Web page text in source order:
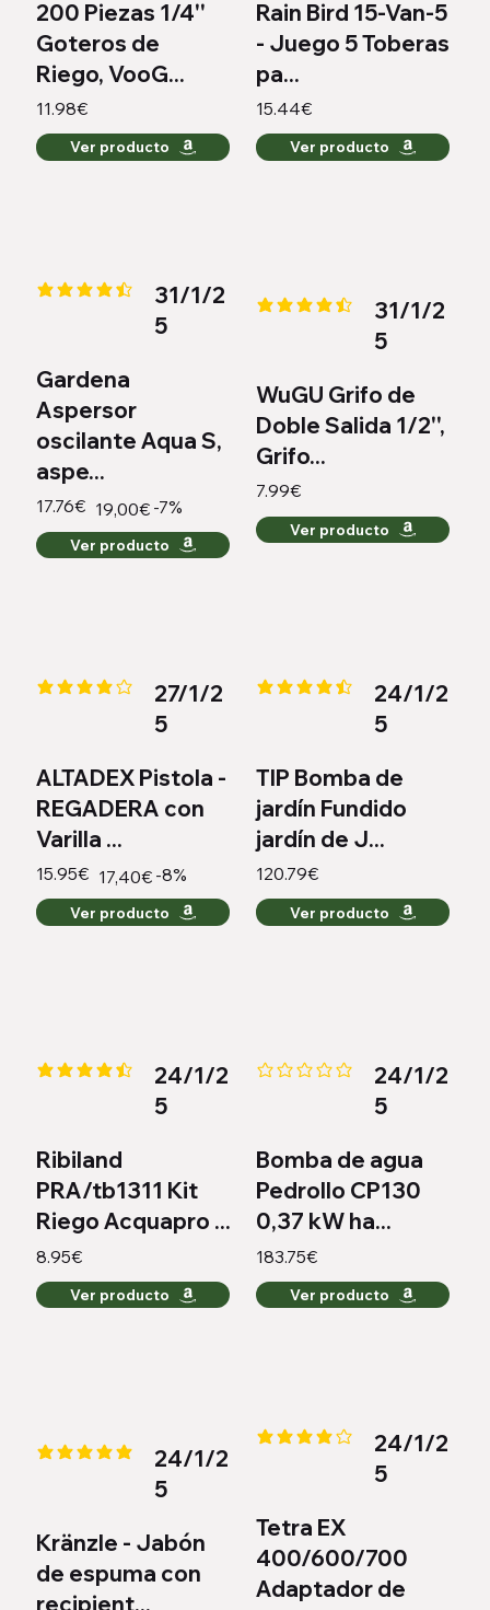
200 Piezas 1/4''
Goteros de
Riego, VooG...
11.98€
Ver producto
Rain Bird 15-Van-5
- Juego 5 Toberas
pa...
15.44€
Ver producto
la calificación promedio es 4.3 de 5
31/1/2
5
Gardena
Aspersor
oscilante Aqua S,
aspe...
17.76€ 19,00€ -7%
Ver producto
la calificación promedio es 4.4
31/1/2
5
WuGU Grifo de
Doble Salida 1/2'',
Grifo...
7.99€
Ver producto
la calificación promedio es 4.1 de 5
27/1/2
5
ALTADEX Pistola -
REGADERA con
Varilla ...
15.95€ 17,40€ -8%
Ver producto
la calificación promedio es 4.3
24/1/2
5
TIP Bomba de
jardín Fundido
jardín de J...
120.79€
Ver producto
la calificación promedio es 4.3 de 5
24/1/2
5
Ribiland
PRA/tb1311 Kit
Riego Acquapro ...
8.95€
Ver producto
Aún no hay calificaciones
24/1/2
5
Bomba de agua
Pedrollo CP130
0,37 kW ha...
183.75€
Ver producto
la calificación promedio es 5 de 5
24/1/2
5
Kränzle - Jabón
de espuma con
recipient...
la calificación promedio es 4.2
24/1/2
5
Tetra EX
400/600/700
Adaptador de